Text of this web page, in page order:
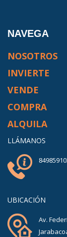
NAVEGA
NOSOTROS
INVIERTE
VENDE
COMPRA
ALQUILA
LLÁMANOS
UBICACIÓN
Av.